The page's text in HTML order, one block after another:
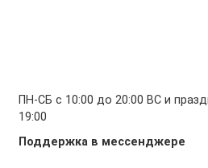
ПН-СБ с 10:00 до 20:00 ВС и
19:00
Поддержка в мессенджере